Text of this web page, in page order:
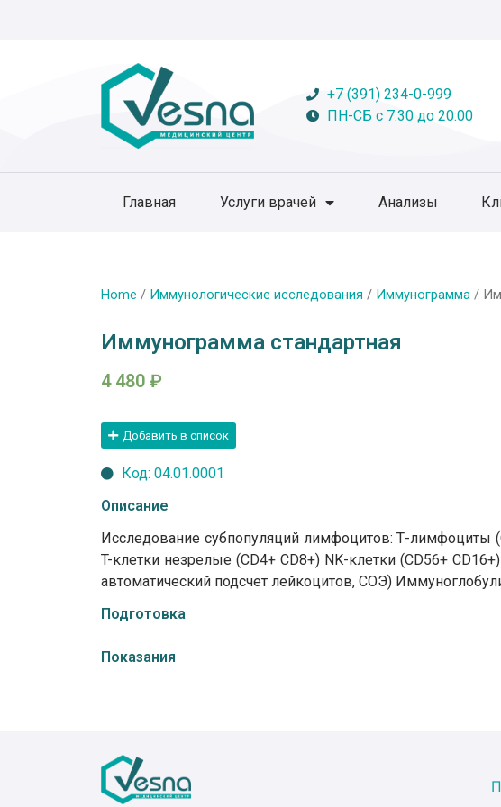
+7 (391) 234-0-999
ПН-СБ с 7:30 до 20:00
Главная Услуги врачей Анализы
Home / Иммунологические исследования / Иммунограмма /
Иммунограмма стандартная
4 480 ₽
Добавить в список
Код: 04.01.0001
Описание
Исследование субпопуляций лимфоцитов: Т-лимфоциты
T-клетки незрелые (CD4+ CD8+) NK-клетки (CD56+
автоматический подсчет лейкоцитов, СОЭ)
Подготовка
Показания